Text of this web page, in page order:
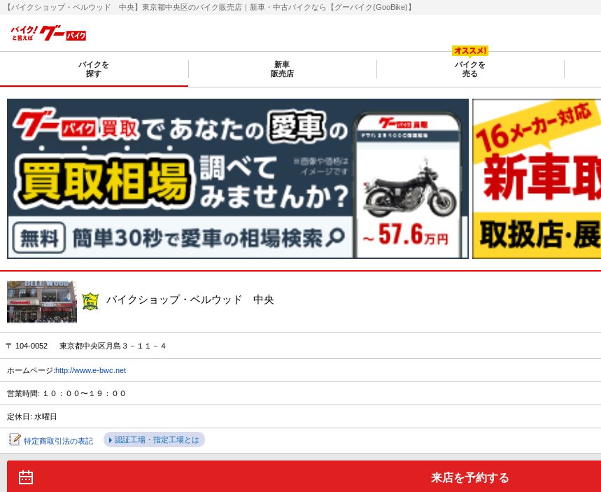
【バイクショップ・ベルウッド 中央】東京都中央区のバイク販売店｜新車・中古バイクなら【グーバイク(GooBike)】
バイクを
探す
新車
販売店
バイクを
売る
バイクショップ・ベルウッド 中央
〒 104-0052 東京都中央区月島３－１１－４
ホームページ:http://www.e-bwc.net
営業時間: １０：００〜１９：００
定休日: 水曜日
特定商取引法の表記 認証工場・指定工場とは
来店を予約する